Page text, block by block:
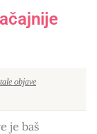
objave
je baš